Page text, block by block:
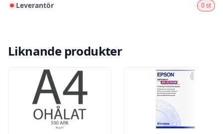
Leverantör 0 st
Liknande produkter